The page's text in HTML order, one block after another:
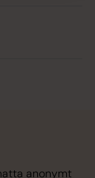
anonymt